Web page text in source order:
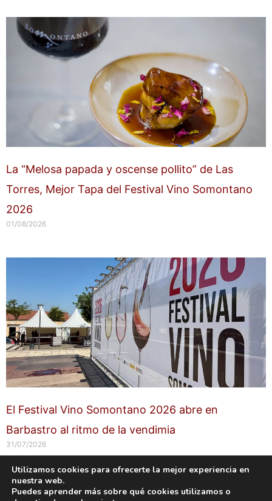
La “Melosa papada y oscense pollito” de Las
Torres, Mejor Tapa del Festival Vino Somontano
2026
01/08/2026
El Festival Vino Somontano 2026 abre en
Barbastro al ritmo de la vendimia
31/07/2026
Copyright © 2026 labuenavidaenzaragoza.com
Sitio web protegido porMantenimiento web Zaragoza
Utilizamos cookies para ofrecerte la mejor experiencia en
nuestra web.
Puedes aprender más sobre qué cookies utilizamos o